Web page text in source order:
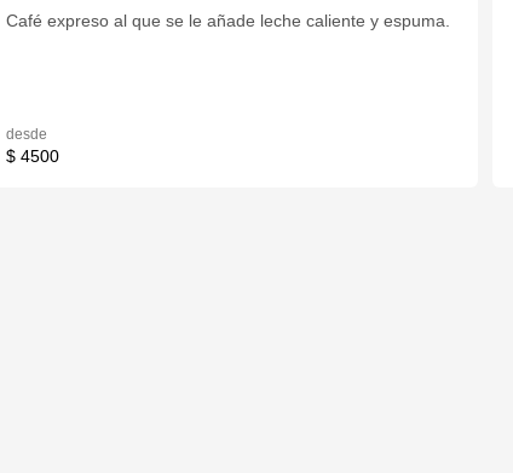
Café expreso al que se le añade leche caliente y espuma.
desde
$ 4500